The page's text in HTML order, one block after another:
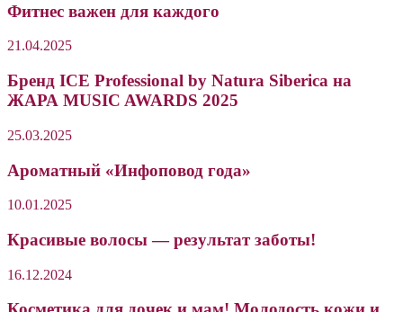
Фитнес важен для каждого
21.04.2025
Бренд ICE Professional by Natura Siberica на
ЖАРА MUSIC AWARDS 2025
25.03.2025
Ароматный «Инфоповод года»
10.01.2025
Красивые волосы — результат заботы!
16.12.2024